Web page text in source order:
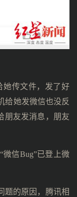
她传文件，发了好
给她发微信也没反
朋友发消息，朋友
微信Bug”已登上微
题的原因，腾讯相